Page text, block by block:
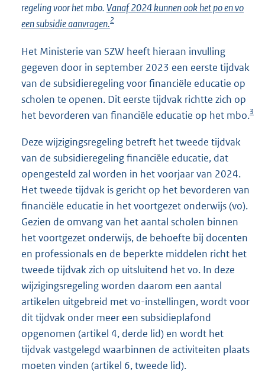
regeling voor het mbo.Vanaf 2024 kunnen ook het po en vo
een subsidie aanvragen.2
Het Ministerie van SZW heeft hieraan invulling
gegeven door in september 2023 een eerste tijdvak
van de subsidieregeling voor financiële educatie op
scholen te openen. Dit eerste tijdvak richtte zich op
het bevorderen van financiële educatie op het mbo.3
Deze wijzigingsregeling betreft het tweede tijdvak
van de subsidieregeling financiële educatie, dat
opengesteld zal worden in het voorjaar van 2024.
Het tweede tijdvak is gericht op het bevorderen van
financiële educatie in het voortgezet onderwijs (vo).
Gezien de omvang van het aantal scholen binnen
het voortgezet onderwijs, de behoefte bij docenten
en professionals en de beperkte middelen richt het
tweede tijdvak zich op uitsluitend het vo. In deze
wijzigingsregeling worden daarom een aantal
artikelen uitgebreid met vo-instellingen, wordt voor
dit tijdvak onder meer een subsidieplafond
opgenomen (artikel 4, derde lid) en wordt het
tijdvak vastgelegd waarbinnen de activiteiten plaats
moeten vinden (artikel 6, tweede lid).